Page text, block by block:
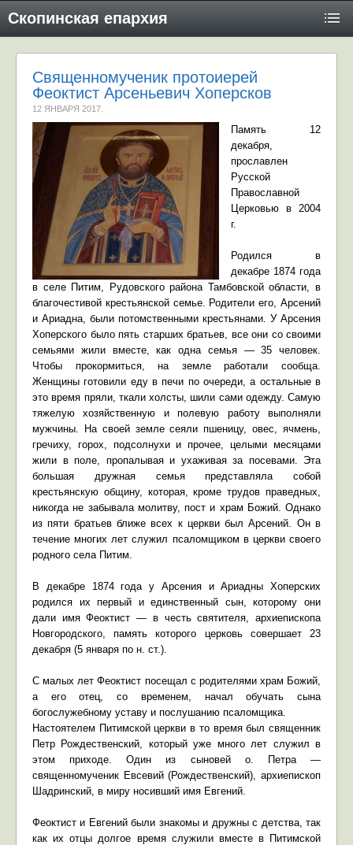
Скопинская епархия
Священномученик протоиерей
Феоктист Арсеньевич Хоперсков
12 ЯНВАРЯ 2017
Память 12
декабря,
прославлен
Русской
Православной
Церковью в 2004
г.
Родился в
декабре 1874 года
в селе Питим, Рудовского района Тамбовской области, в
благочестивой крестьянской семье. Родители его, Арсений
и Ариадна, были потомственными крестьянами. У Арсения
Хоперского было пять старших братьев, все они со своими
семьями жили вместе, как одна семья — 35 человек.
Чтобы прокормиться, на земле работали сообща.
Женщины готовили еду в печи по очереди, а остальные в
это время пряли, ткали холсты, шили сами одежду. Самую
тяжелую хозяйственную и полевую работу выполняли
мужчины. На своей земле сеяли пшеницу, овес, ячмень,
гречиху, горох, подсолнухи и прочее, целыми месяцами
жили в поле, пропалывая и ухаживая за посевами. Эта
большая дружная семья представляла собой
крестьянскую общину, которая, кроме трудов праведных,
никогда не забывала молитву, пост и храм Божий. Однако
из пяти братьев ближе всех к церкви был Арсений. Он в
течение многих лет служил псаломщиком в церкви своего
родного села Питим.
В декабре 1874 года у Арсения и Ариадны Хоперских
родился их первый и единственный сын, которому они
дали имя Феоктист — в честь святителя, архиепископа
Новгородского, память которого церковь совершает 23
декабря (5 января по н. ст.).
С малых лет Феоктист посещал с родителями храм Божий,
а его отец, со временем, начал обучать сына
богослужебному уставу и послушанию псаломщика.
Настоятелем Питимской церкви в то время был священник
Петр Рождественский, который уже много лет служил в
этом приходе. Один из сыновей о. Петра —
священномученик Евсевий (Рождественский), архиепископ
Шадринский, в миру носивший имя Евгений.
Феоктист и Евгений были знакомы и дружны с детства, так
как их отцы долгое время служили вместе в Питимской